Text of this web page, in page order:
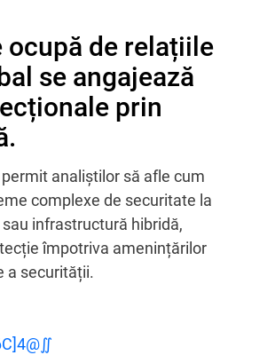
ocupă de relațiile
se angajează
prin
analiștilor să afle cum
complexe de securitate la
infrastructură hibridă,
împotriva amenințărilor
a securității.